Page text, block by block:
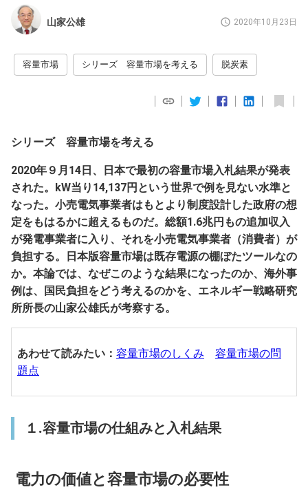
山家公雄 2020年10月23日
容量市場 シリーズ 容量市場を考える 脱炭素
シリーズ 容量市場を考える
2020年９月14日、日本で最初の容量市場入札結果が発表
された。kW当り14,137円という世界で例を見ない水準と
なった。小売電気事業者はもとより制度設計した政府の想
定をもはるかに超えるものだ。総額1.6兆円もの追加収入
が発電事業者に入り、それを小売電気事業者（消費者）が
負担する。日本版容量市場は既存電源の棚ぼたツールなの
か。本論では、なぜこのような結果になったのか、海外事
例は、国民負担をどう考えるのかを、エネルギー戦略研究
所所長の山家公雄氏が考察する。
あわせて読みたい： 容量市場のしくみ
容量市場の問
題点
１.容量市場の仕組みと入札結果
電力の価値と容量市場の必要性